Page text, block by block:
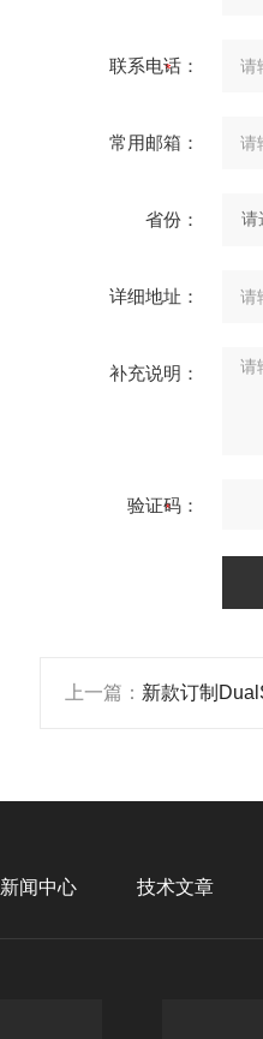
联系电话：
常用邮箱：
省份：
详细地址：
补充说明：
验证码：
上一篇： 新款订制
新闻中心 技术文章